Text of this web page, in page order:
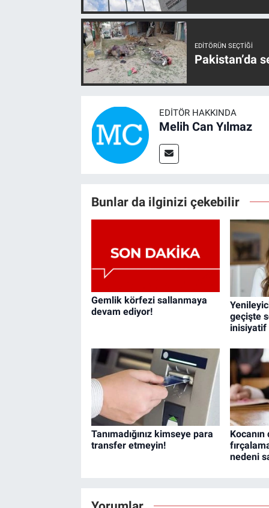
EDITÖRÜN SEÇTIĞI
Pakistan’da
EDITÖR HAKKINDA
Melih Can Yılmaz
Bunlar da ilginizi çekebilir
Gemlik körfezi sallanmaya
devam ediyor!
geçişte
inisiyatif
Tanımadığınız kimseye para
transfer etmeyin!
nedeni